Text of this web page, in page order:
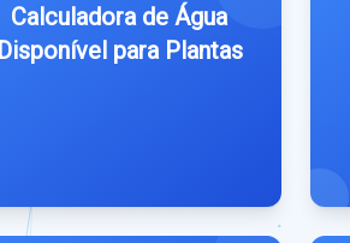
Calculadora de Água
Disponível para Plantas